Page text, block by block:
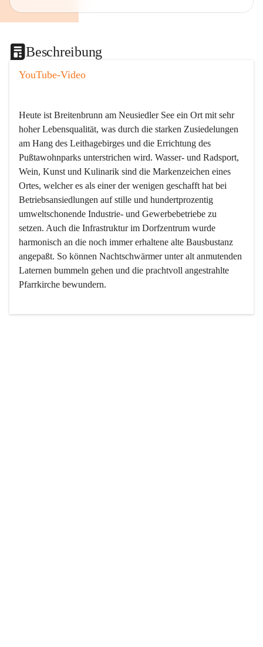
Beschreibung
YouTube-Video
Heute ist Breitenbrunn am Neusiedler See ein Ort mit sehr
hoher Lebensqualität, was durch die starken Zusiedelungen
am Hang des Leithagebirges und die Errichtung des
Pußtawohnparks unterstrichen wird. Wasser- und Radsport,
Wein, Kunst und Kulinarik sind die Markenzeichen eines
Ortes, welcher es als einer der wenigen geschafft hat bei
Betriebsansiedlungen auf stille und hundertprozentig
umweltschonende Industrie- und Gewerbebetriebe zu
setzen. Auch die Infrastruktur im Dorfzentrum wurde
harmonisch an die noch immer erhaltene alte Bausbustanz
angepaßt. So können Nachtschwärmer unter alt anmutenden
Laternen bummeln gehen und die prachtvoll angestrahlte
Pfarrkirche bewundern.
Der Weinbau dominert heute nicht mehr, ist aber integrativer